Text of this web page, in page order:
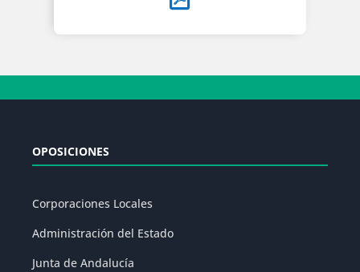
OPOSICIONES
Corporaciones Locales
Administración del Estado
Junta de Andalucía